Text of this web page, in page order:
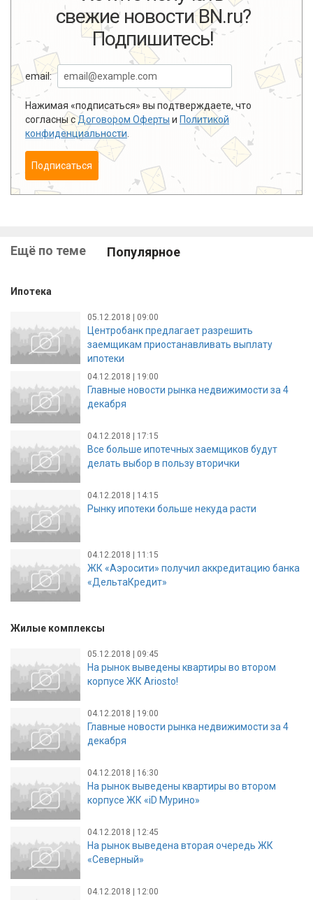
свежие новости BN.ru?
Подпишитесь!
email:
Нажимая «подписаться» вы подтверждаете, что
согласны сДоговором Оферты и Политикой
конфиденциальности
Подписаться
Ещё по теме Популярное
Ипотека
05.12.2018 | 09:00
Центробанк предлагает разрешить
заемщикам приостанавливать выплату
ипотеки
04.12.2018 | 19:00
Главные новости рынка недвижимости за 4
декабря
04.12.2018 | 17:15
Все больше ипотечных заемщиков будут
делать выбор в пользу вторички
04.12.2018 | 14:15
Рынку ипотеки больше некуда расти
04.12.2018 | 11:15
ЖК «Аэросити» получил аккредитацию банка
«ДельтаКредит»
Жилые комплексы
05.12.2018 | 09:45
На рынок выведены квартиры во втором
корпусе ЖК Ariosto!
04.12.2018 | 19:00
Главные новости рынка недвижимости за 4
декабря
04.12.2018 | 16:30
На рынок выведены квартиры во втором
корпусе ЖК «iD Мурино»
04.12.2018 | 12:45
На рынок выведена вторая очередь ЖК
«Северный»
04.12.2018 | 12:00